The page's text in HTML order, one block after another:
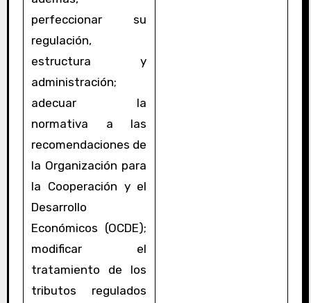
perfeccionar su
regulación,
estructura y
administración;
adecuar la
normativa a las
recomendaciones de
la Organización para
la Cooperación y el
Desarrollo
Económicos (OCDE);
modificar el
tratamiento de los
tributos regulados